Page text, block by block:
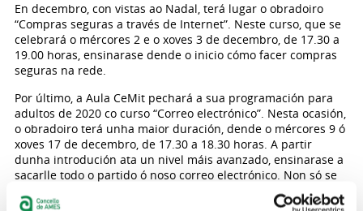
En decembro, con vistas ao Nadal, terá lugar o obradoiro
“Compras seguras a través de Internet”. Neste curso, que se
celebrará o mércores 2 e o xoves 3 de decembro, de 17.30 a
19.00 horas, ensinarase dende o inicio cómo facer compras
seguras na rede.
Por último, a Aula CeMit pechará a sua programación para
adultos de 2020 co curso “Correo electrónico”. Nesta ocasión,
o obradoiro terá unha maior duración, dende o mércores 9 ó
xoves 17 de decembro, de 17.30 a 18.30 horas. A partir
dunha introdución ata un nivel máis avanzado, ensinarase a
sacarlle todo o partido ó noso correo electrónico. Non só se
aprenderá a ler e escribir correos electrónicos, tanto no
ordenador coma no móbil, senón que se verá cómo